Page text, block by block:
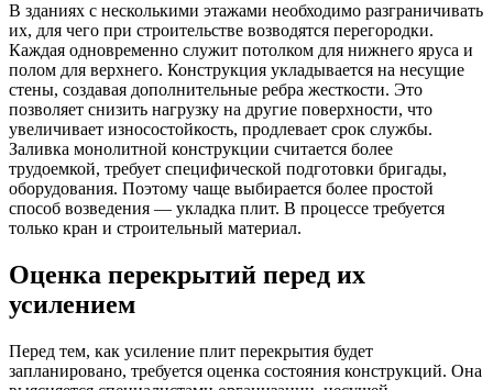
В зданиях с несколькими этажами необходимо разграничивать
их, для чего при строительстве возводятся перегородки.
Каждая одновременно служит потолком для нижнего яруса и
полом для верхнего. Конструкция укладывается на несущие
стены, создавая дополнительные ребра жесткости. Это
позволяет снизить нагрузку на другие поверхности, что
увеличивает износостойкость, продлевает срок службы.
Заливка монолитной конструкции считается более
трудоемкой, требует специфической подготовки бригады,
оборудования. Поэтому чаще выбирается более простой
способ возведения — укладка плит. В процессе требуется
только кран и строительный материал.
Оценка перекрытий перед их
усилением
Перед тем, как усиление плит перекрытия будет
запланировано, требуется оценка состояния конструкций. Она